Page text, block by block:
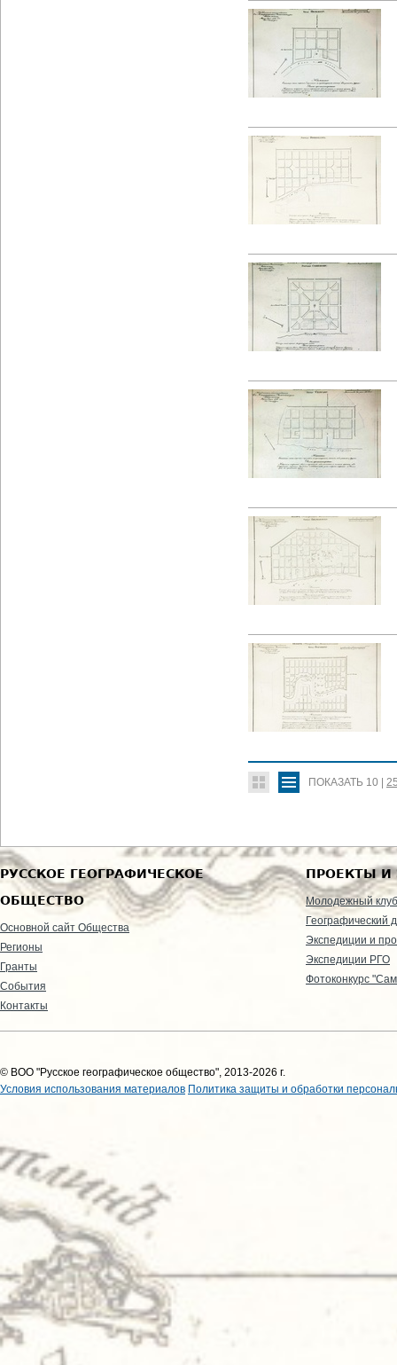
ПОКАЗАТЬ 10 |
РУССКОЕ ГЕОГРАФИЧЕСКОЕ
ОБЩЕСТВО
Основной сайт Общества
Регионы
Гранты
События
Контакты
ПРОЕКТЫ И
Молодежный клуб
Географический
Экспедиции и
Экспедиции РГО
Фотоконкурс
© ВОО "Русское географическое общество", 2013-2026 г.
Условия использования материалов Политика защиты и обработки